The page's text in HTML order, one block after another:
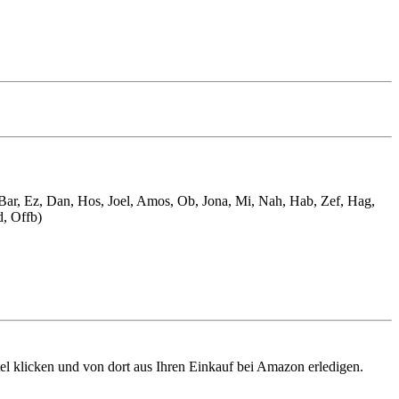
Ez, Dan, Hos, Joel, Amos, Ob, Jona, Mi, Nah, Hab, Zef, Hag,
Offb)
klicken und von dort aus Ihren Einkauf bei Amazon erledigen.